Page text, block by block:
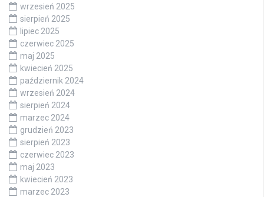
wrzesień 2025
sierpień 2025
lipiec 2025
czerwiec 2025
maj 2025
kwiecień 2025
październik 2024
wrzesień 2024
sierpień 2024
marzec 2024
grudzień 2023
sierpień 2023
czerwiec 2023
maj 2023
kwiecień 2023
marzec 2023